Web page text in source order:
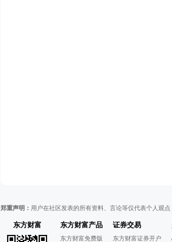
郑重声明： 用户在社区发表的所有资料、言论等仅代表个人观
东方财富 东方财富产品
东方财富免费版
证券交易
东方财富证券开户